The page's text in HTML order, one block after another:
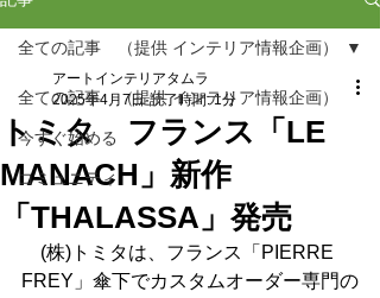
全ての記事 （提供 インテリア情報企画）
今すぐ始める
コミュニティ
全ての記事 （提供 インテリア情報企画）
トミタ フランス「LE
MANACH」新作
「THALASSA」発売
アートインテリアタムラ
2025年4月7日 読了時間: 1分
(株)トミタは、フランス「PIERRE
FREY」傘下でカスタムオーダー専門の